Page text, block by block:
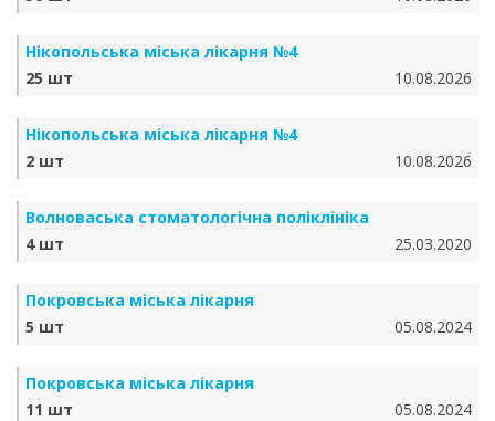
Нікопольська міська лікарня №4
25 шт
10.08.2026
Нікопольська міська лікарня №4
2 шт
10.08.2026
Волноваська стоматологічна поліклініка
4 шт
25.03.2020
Покровська міська лікарня
5 шт
05.08.2024
Покровська міська лікарня
11 шт
05.08.2024